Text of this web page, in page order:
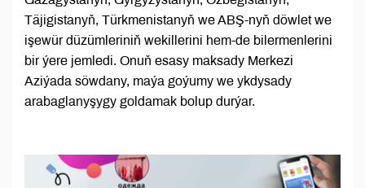
Täjigistanyň, Türkmenistanyň we ABŞ-nyň döwlet we
işewür düzümleriniň wekillerini hem-de bilermenlerini
bir ýere jemledi. Onuň esasy maksady Merkezi
Aziýada söwdany, maýa goýumy we ykdysady
arabaglanyşygy goldamak bolup durýar.